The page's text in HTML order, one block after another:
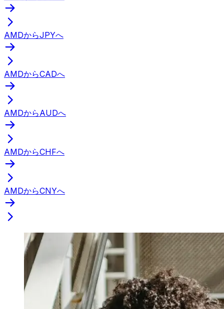
AMDからJPYへ
AMDからCADへ
AMDからAUDへ
AMDからCHFへ
AMDからCNYへ